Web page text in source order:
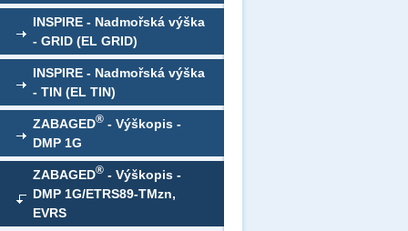
INSPIRE - Nadmořská výška
- GRID (EL GRID)
INSPIRE - Nadmořská výška
- TIN (EL TIN)
ZABAGED® - Výškopis -
DMP 1G
ZABAGED® - Výškopis -
DMP 1G/ETRS89-TMzn,
EVRS